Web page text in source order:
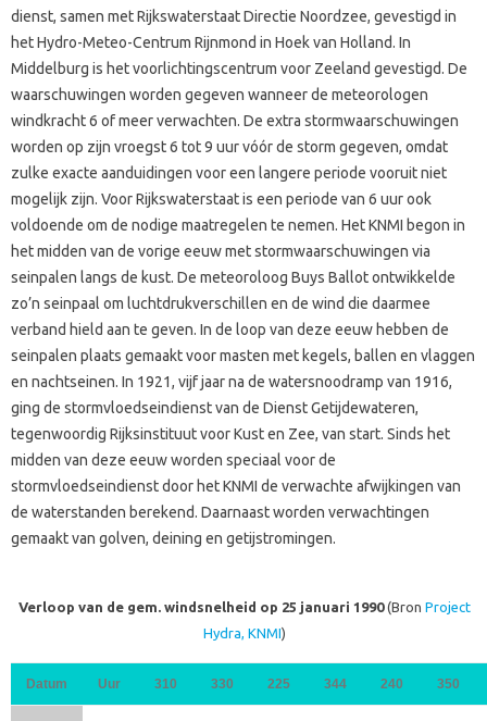
dienst, samen met Rijkswaterstaat Directie Noordzee, gevestigd in
het Hydro-Meteo-Centrum Rijnmond in Hoek van Holland. In
Middelburg is het voorlichtingscentrum voor Zeeland gevestigd. De
waarschuwingen worden gegeven wanneer de meteorologen
windkracht 6 of meer verwachten. De extra stormwaarschuwingen
worden op zijn vroegst 6 tot 9 uur vóór de storm gegeven, omdat
zulke exacte aanduidingen voor een langere periode vooruit niet
mogelijk zijn. Voor Rijkswaterstaat is een periode van 6 uur ook
voldoende om de nodige maatregelen te nemen. Het KNMI begon in
het midden van de vorige eeuw met stormwaarschuwingen via
seinpalen langs de kust. De meteoroloog Buys Ballot ontwikkelde
zo’n seinpaal om luchtdrukverschillen en de wind die daarmee
verband hield aan te geven. In de loop van deze eeuw hebben de
seinpalen plaats gemaakt voor masten met kegels, ballen en vlaggen
en nachtseinen. In 1921, vijf jaar na de watersnoodramp van 1916,
ging de stormvloedseindienst van de Dienst Getijdewateren,
tegenwoordig Rijksinstituut voor Kust en Zee, van start. Sinds het
midden van deze eeuw worden speciaal voor de
stormvloedseindienst door het KNMI de verwachte afwijkingen van
de waterstanden berekend. Daarnaast worden verwachtingen
gemaakt van golven, deining en getijstromingen.
Verloop van de gem. windsnelheid op 25 januari 1990(BronProject
Hydra, KNMI)
Datum Uur 310 330 225 344 240 350